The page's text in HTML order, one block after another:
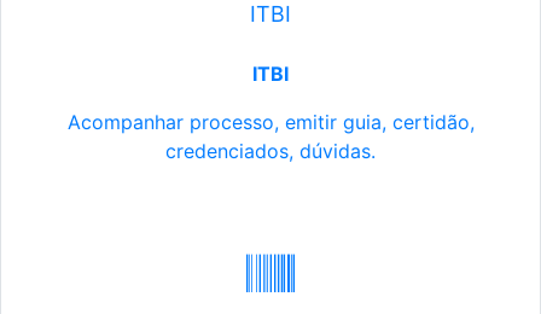
ITBI
ITBI
Acompanhar processo, emitir guia, certidão,
credenciados, dúvidas.